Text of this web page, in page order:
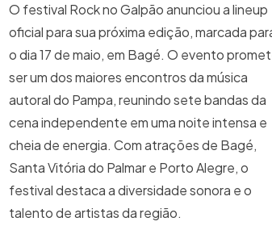
O festival Rock no Galpão anunciou a lineup
oficial para sua próxima edição, marcada
o dia 17 de maio, em Bagé. O evento
ser um dos maiores encontros da música
autoral do Pampa, reunindo sete bandas da
cena independente em uma noite intensa e
cheia de energia. Com atrações de Bagé,
Santa Vitória do Palmar e Porto Alegre, o
festival destaca a diversidade sonora e o
talento de artistas da região.